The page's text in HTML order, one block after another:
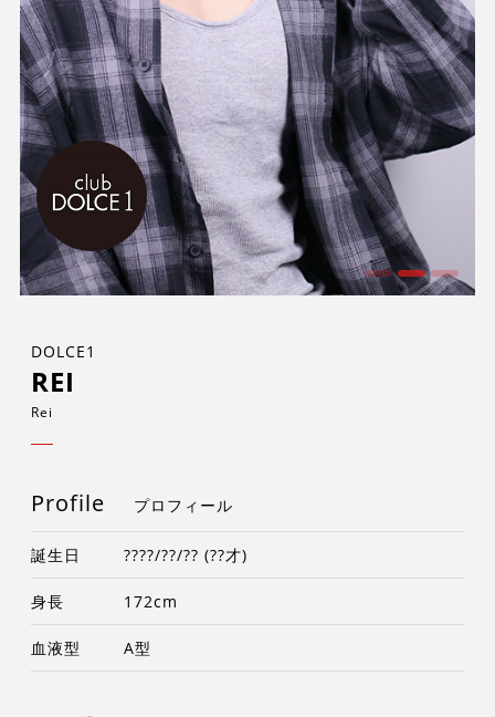
DOLCE1
REI
Rei
Profile プロフィール
誕生日 ????/??/?? (??才)
身長 172cm
血液型 A型